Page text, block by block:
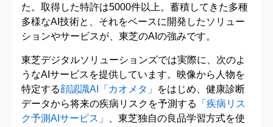
た。取得した特許は5000件以上。蓄積してきた多種
多様なAI技術と、それをベースに開発したソリュー
ションやサービスが、東芝のAIの強みです。
東芝デジタルソリューションズでは実際に、次のよ
うなAIサービスを提供しています。映像から人物を
特定する顔認識AI「カオメタ」
をはじめ、健康診断
データから将来の疾病リスクを予測する
「疾病リス
ク予測AIサービス」
、東芝独自の良品学習方式を使